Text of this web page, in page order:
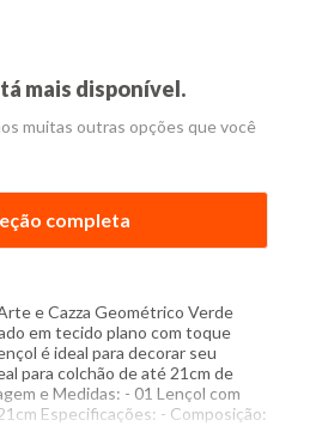
mais disponível.
muitas outras opções que você
completa
e Cazza Geométrico Verde
em tecido plano com toque
é ideal para decorar seu
para colchão de até 21cm de
e Medidas: - 01 Lençol com
Especificações: - Composição: